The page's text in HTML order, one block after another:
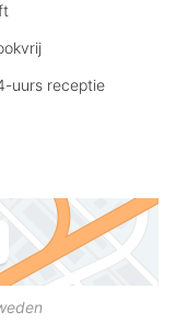
uurs receptie